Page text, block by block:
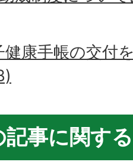
健康手帳の交付
記事に関す